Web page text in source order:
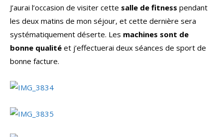
J’aurai l’occasion de visiter cette salle de fitness pendant
les deux matins de mon séjour, et cette dernière sera
systématiquement déserte. Les machines sont de
bonne qualité et j’effectuerai deux séances de sport de
bonne facture.